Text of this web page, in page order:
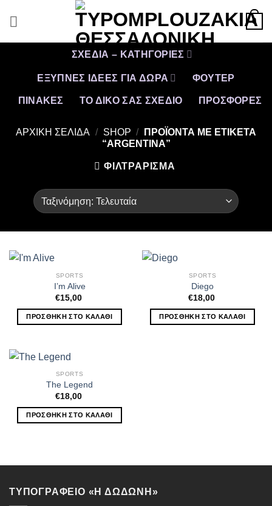
0
ΣΧΕΔΙΑ – ΚΑΤΗΓΟΡΙΕΣ
ΕΞΥΠΝΕΣ ΙΔΕΕΣ ΓΙΑ ΔΩΡΑ ΦΟΥΤΕΡ
ΠΙΝΑΚΕΣ ΤΟ ΔΙΚΟ ΣΑΣ ΣΧΕΔΙΟ ΠΡΟΣΦΟΡΈΣ
ΑΡΧΙΚΉ ΣΕΛΊΔΑ / SHOP /
ΠΡΟΪΌΝΤΑ ΜΕ ΕΤΙΚΈΤΑ
“ARGENTINA”
ΦΙΛΤΡΆΡΙΣΜΑ
SPORTS
I’m Alive
€15,00
ΠΡΟΣΘΉΚΗ ΣΤΟ ΚΑΛΆΘΙ
SPORTS
Diego
€18,00
ΠΡΟΣΘΉΚΗ ΣΤΟ ΚΑΛΆΘΙ
SPORTS
The Legend
€18,00
ΠΡΟΣΘΉΚΗ ΣΤΟ ΚΑΛΆΘΙ
ΤΥΠΟΓΡΑΦΕΙΟ «Η ΔΩΔΩΝΗ»